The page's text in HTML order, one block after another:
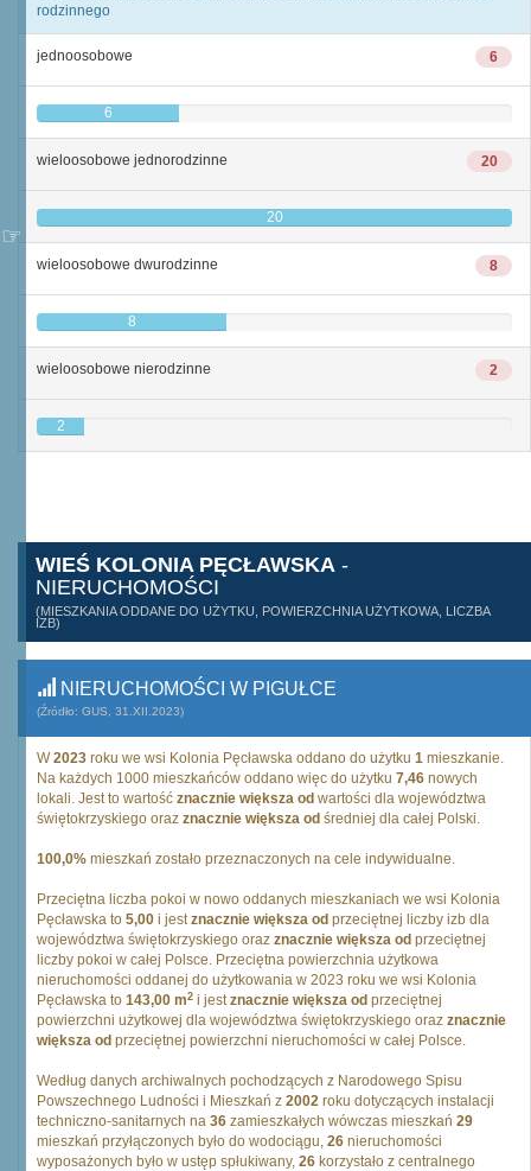
rodzinnego
6
jednoosobowe
6
20
wieloosobowe jednorodzinne
20
8
wieloosobowe dwurodzinne
8
2
wieloosobowe nierodzinne
2
WIEŚ KOLONIA PĘCŁAWSKA -
NIERUCHOMOŚCI
(MIESZKANIA ODDANE DO UŻYTKU, POWIERZCHNIA UŻYTKOWA, LICZBA
IZB)
NIERUCHOMOŚCI W PIGUŁCE
(Źródło: GUS, 31.XII.2023)
W2023 roku we wsi Kolonia Pęcławska oddano do użytku 1 mieszkanie.
Na każdych 1000 mieszkańców oddano więc do użytku 7,46 nowych
lokali. Jest to wartość znacznie większa od wartości dla województwa
świętokrzyskiego oraz znacznie większa od średniej dla całej Polski.
100,0% mieszkań zostało przeznaczonych na cele indywidualne.
Przeciętna liczba pokoi w nowo oddanych mieszkaniach we wsi Kolonia
Pęcławska to 5,00 i jestznacznie większa od przeciętnej liczby izb dla
województwa świętokrzyskiego oraz znacznie większa od przeciętnej
liczby pokoi w całej Polsce. Przeciętna powierzchnia użytkowa
nieruchomości oddanej do użytkowania w 2023 roku we wsi Kolonia
Pęcławska to 143,00 m2 i jestznacznie większa od przeciętnej
powierzchni użytkowej dla województwa świętokrzyskiego oraz znacznie
większa od przeciętnej powierzchni nieruchomości w całej Polsce.
Według danych archiwalnych pochodzących z Narodowego Spisu
Powszechnego Ludności i Mieszkań z 2002 roku dotyczących instalacji
techniczno-sanitarnych na 36 zamieszkałych wówczas mieszkań 29
mieszkań przyłączonych było do wodociągu, 26 nieruchomości
wyposażonych było w ustęp spłukiwany, 26 korzystało z centralnego